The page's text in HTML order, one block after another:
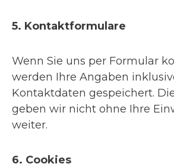
5. Kontaktformulare
Wenn Sie uns per Formular
werden Ihre Angaben
Kontaktdaten gespeichert.
geben wir nicht ohne Ihre
weiter.
6. Cookies